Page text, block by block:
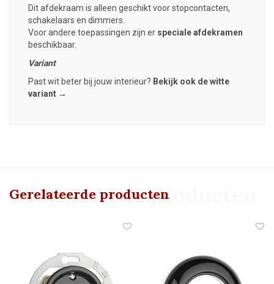
Dit afdekraam is alleen geschikt voor stopcontacten,
schakelaars en dimmers.
Voor andere toepassingen zijn er speciale afdekramen
beschikbaar.
Variant
Past wit beter bij jouw interieur? Bekijk ook de witte
variant →
Gerelateerde producten
Gerelateerde producten